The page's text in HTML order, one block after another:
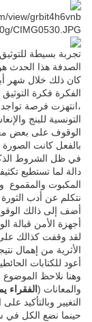
view/grbit4h6vnb
CIMG0530.JPG
تجربة بسيطة للتوثيق
الصدفة هذا الحدث
الفكرة فكرة
،انتهزت فرصة
التونسية للبنج
الوقوف على بعض
بالفعل كانت
في ظل الشروط
دالة لما تستطيع
المكبوت والمقموع
نتكلم عن أدب
أضف إلى ذالك
أجهزة الأمن قبالة
لقد وقفت كذالك على
الأثرية من إهمال
أعود للكتابات
وهنا نلاحظ الموضوع
والمعانات ( الفقراء
التغيير وبالتأكيد على
حينما نضع الكل في